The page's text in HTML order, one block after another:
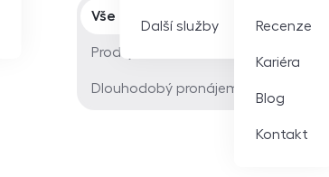
Další služby Recenze
Kariéra
Blog
Kontakt
Typ nabídky
Vše
Prodej
Dlouhodobý pronájem